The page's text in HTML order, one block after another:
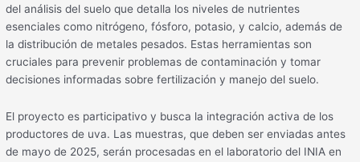
del análisis del suelo que detalla los niveles de nutrientes
esenciales como nitrógeno, fósforo, potasio, y calcio, además de
la distribución de metales pesados. Estas herramientas son
cruciales para prevenir problemas de contaminación y tomar
decisiones informadas sobre fertilización y manejo del suelo.
El proyecto es participativo y busca la integración activa de los
productores de uva. Las muestras, que deben ser enviadas antes
de mayo de 2025, serán procesadas en el laboratorio del INIA en